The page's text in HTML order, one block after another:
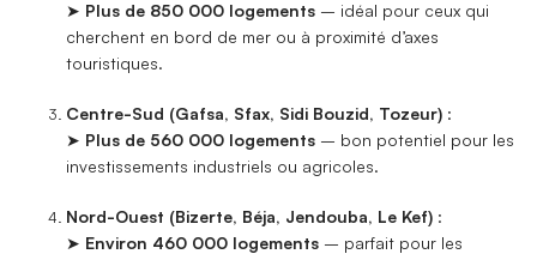
➤ Plus de 850 000 logements – idéal pour ceux qui
cherchent en bord de mer ou à proximité d’axes
touristiques.
Centre-Sud (Gafsa, Sfax, Sidi Bouzid, Tozeur) :
➤ Plus de 560 000 logements – bon potentiel pour les
investissements industriels ou agricoles.
Nord-Ouest (Bizerte, Béja, Jendouba, Le Kef) :
➤ Environ 460 000 logements – parfait pour les